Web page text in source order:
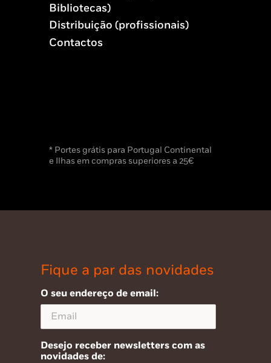
Bibliotecas)
Distribuição (profissionais)
Contactos
* Portes grátis para Portugal Continental
e Ilhas em compras superiores a 25€
Fique a par das novidades
O seu endereço de email:
Desejo receber newsletters com as
novidades de: